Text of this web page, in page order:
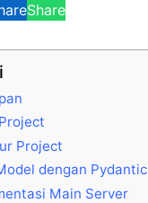
Share
Project
dengan Pydantic
Main Server